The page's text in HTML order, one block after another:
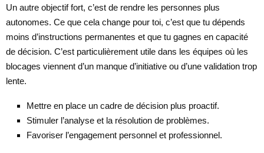
Un autre objectif fort, c’est de rendre les personnes plus
autonomes. Ce que cela change pour toi, c’est que tu dépends
moins d’instructions permanentes et que tu gagnes en capacité
de décision. C’est particulièrement utile dans les équipes où les
blocages viennent d’un manque d’initiative ou d’une validation trop
lente.
Mettre en place un cadre de décision plus proactif.
Stimuler l’analyse et la résolution de problèmes.
Favoriser l’engagement personnel et professionnel.